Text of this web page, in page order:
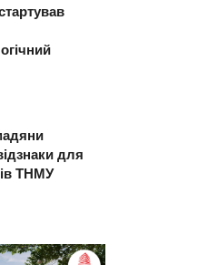
для
ТНМУ